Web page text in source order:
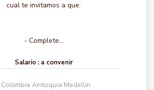
cual te invitamos a que:
- Complete...
Salario : a convenir
Colombia Antioquia Medellin